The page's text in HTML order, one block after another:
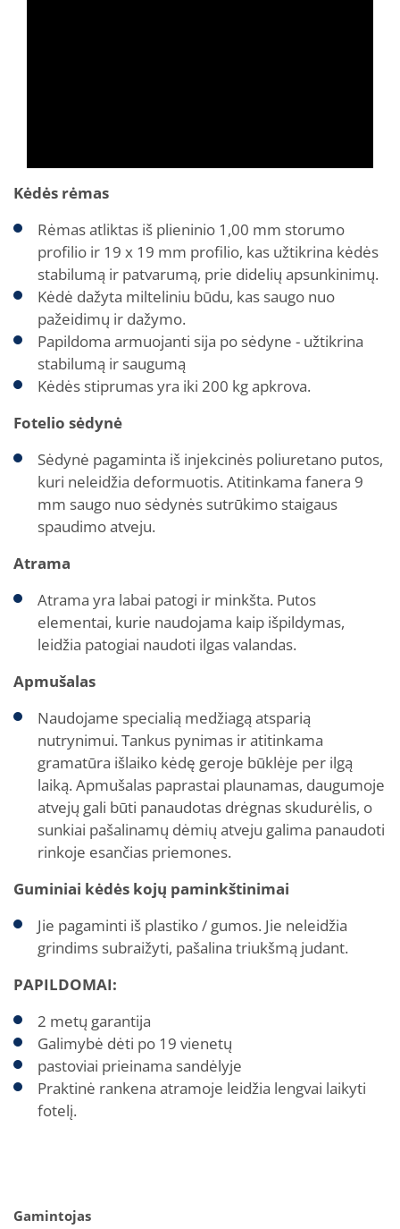
Kėdės rėmas
Rėmas atliktas iš plieninio 1,00 mm storumo
profilio ir 19 x 19 mm profilio, kas užtikrina kėdės
stabilumą ir patvarumą, prie didelių apsunkinimų.
Kėdė dažyta milteliniu būdu, kas saugo nuo
pažeidimų ir dažymo.
Papildoma armuojanti sija po sėdyne - užtikrina
stabilumą ir saugumą
Kėdės stiprumas yra iki 200 kg apkrova.
Fotelio sėdynė
Sėdynė pagaminta iš injekcinės poliuretano putos,
kuri neleidžia deformuotis. Atitinkama fanera 9
mm saugo nuo sėdynės sutrūkimo staigaus
spaudimo atveju.
Atrama
Atrama yra labai patogi ir minkšta. Putos
elementai, kurie naudojama kaip išpildymas,
leidžia patogiai naudoti ilgas valandas.
Apmušalas
Naudojame specialią medžiagą atsparią
nutrynimui. Tankus pynimas ir atitinkama
gramatūra išlaiko kėdę geroje būklėje per ilgą
laiką. Apmušalas paprastai plaunamas, daugumoje
atvejų gali būti panaudotas drėgnas skudurėlis, o
sunkiai pašalinamų dėmių atveju galima panaudoti
rinkoje esančias priemones.
Guminiai kėdės kojų paminkštinimai
Jie pagaminti iš plastiko / gumos. Jie neleidžia
grindims subraižyti, pašalina triukšmą judant.
PAPILDOMAI:
2 metų garantija
Galimybė dėti po 19 vienetų
pastoviai prieinama sandėlyje
Praktinė rankena atramoje leidžia lengvai laikyti
fotelį.
Gamintojas